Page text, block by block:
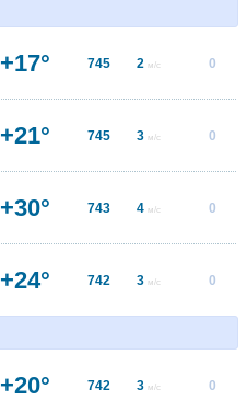
+17° 745 2 м/с 0
+21° 745 3 м/с 0
+30° 743 4 м/с 0
+24° 742 3 м/с 0
+20° 742 3 м/с 0